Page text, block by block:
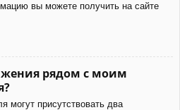
вы можете получить на сайте
рядом с моим
могут присутствовать два